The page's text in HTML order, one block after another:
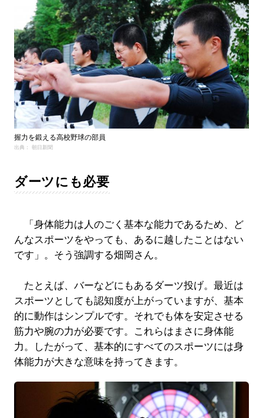
握力を鍛える高校野球の部員
出典： 朝日新聞
ダーツにも必要
「身体能力は人のごく基本な能力であるため、ど
んなスポーツをやっても、あるに越したことはない
です」。そう強調する畑岡さん。
たとえば、バーなどにもあるダーツ投げ。最近は
スポーツとしても認知度が上がっていますが、基本
的に動作はシンプルです。それでも体を安定させる
筋力や腕の力が必要です。これらはまさに身体能
力。したがって、基本的にすべてのスポーツには身
体能力が大きな意味を持ってきます。